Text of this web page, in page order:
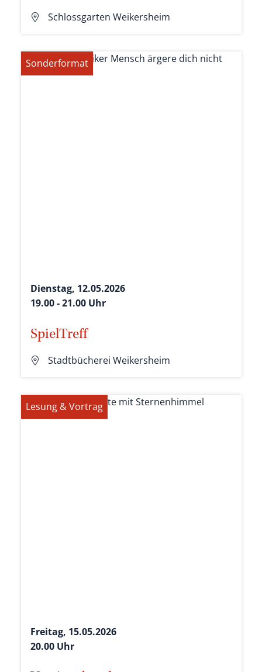
Schlossgarten Weikersheim
Sonderformat
Dienstag, 12.05.2026
19.00 - 21.00 Uhr
SpielTreff
Stadtbücherei Weikersheim
Lesung & Vortrag
Freitag, 15.05.2026
20.00 Uhr